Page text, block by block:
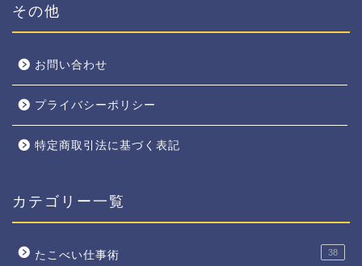
その他
お問い合わせ
プライバシーポリシー
特定商取引法に基づく表記
カテゴリー一覧
たこべい仕事術 38